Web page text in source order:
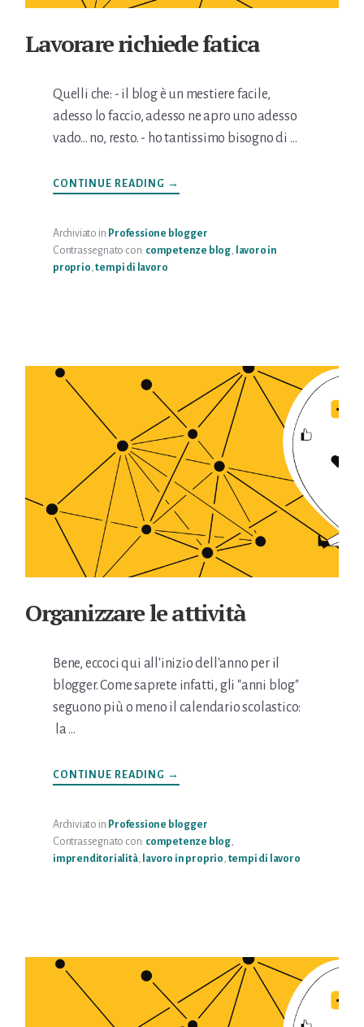
Lavorare richiede fatica
Quelli che: - il blog è un mestiere facile,
adesso lo faccio, adesso ne apro uno adesso
vado... no, resto. - ho tantissimo bisogno di …
CONTINUE READING INFOLAVORARE
RICHIEDE
→
Archiviato in: Professione blogger
Contrassegnato con: competenze blog
lavoro in
proprio ,tempi di lavoro
Organizzare le attività
Bene, eccoci qui all'inizio dell'anno per il
blogger. Come saprete infatti, gli "anni blog"
seguono più o meno il calendario scolastico:
la …
CONTINUE READING INFOORGANIZZARE
LE
→
Archiviato in: Professione blogger
Contrassegnato con: competenze blog
imprenditorialità, lavoro in proprio tempi di lavoro